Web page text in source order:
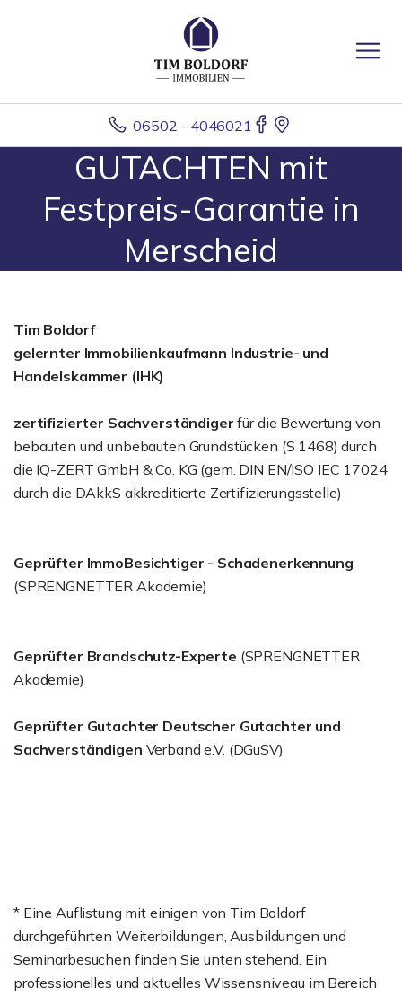
06502 - 4046021
GUTACHTEN mit
Festpreis-Garantie in
Merscheid
Tim Boldorf
gelernter Immobilienkaufmann Industrie- und
Handelskammer (IHK)
zertifizierter Sachverständiger für die Bewertung von
bebauten und unbebauten Grundstücken (S 1468) durch
die IQ-ZERT GmbH & Co. KG (gem. DIN EN/ISO IEC 17024
durch die DAkkS akkreditierte Zertifizierungsstelle)
Geprüfter ImmoBesichtiger - Schadenerkennung
(SPRENGNETTER Akademie)
Geprüfter Brandschutz-Experte (SPRENGNETTER
Akademie)
Geprüfter Gutachter Deutscher Gutachter und
Sachverständigen Verband e.V. (DGuSV)
* Eine Auflistung mit einigen von Tim Boldorf
durchgeführten Weiterbildungen, Ausbildungen und
Seminarbesuchen finden Sie unten stehend. Ein
professionelles und aktuelles Wissensniveau im Bereich